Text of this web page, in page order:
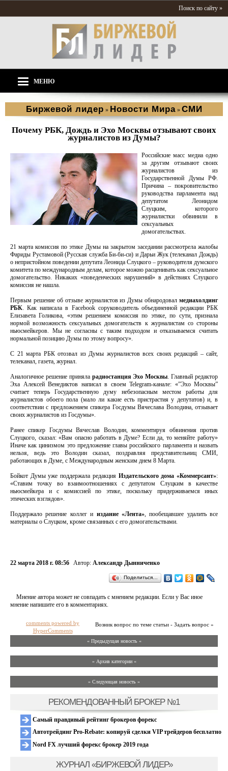
Поиск по сайту »
МЕНЮ
Биржевой лидер » Новости Мира » СМИ
Почему РБК, Дождь и Эхо Москвы отзывают своих
журналистов из Думы?
Российские масс медиа одно
за другим отзывают своих
журналистов из
Государственной Думы РФ.
Причина – покровительство
руководства парламента над
депутатом Леонидом
Слуцким, которого
журналистки обвинили в
сексуальных
домогательствах.
21 марта комиссия по этике Думы на закрытом заседании рассмотрела жалобы
Фариды Рустамовой (Русская служба Би-би-си) и Дарьи Жук (телеканал Дождь)
о непристойном поведении депутата Леонида Слуцкого – руководителя думского
комитета по международным делам, которое можно расценивать как сексуальное
домогательство. Никаких «поведенческих нарушений» в действиях Слуцкого
комиссия не нашла.
Первым решение об отзыве журналистов из Думы обнародовал медиахолдинг
РБК. Как написала в Facebook соруководитель объединенной редакции РБК
Елизавета Голикова, «этим решением комиссия по этике, по сути, признала
нормой возможность сексуальных домогательств к журналистам со стороны
ньюсмейкеров. Мы не согласны с таким подходом и отказываемся считать
нормальной позицию Думы по этому вопросу».
С 21 марта РБК отозвал из Думы журналистов всех своих редакций – сайт,
телеканал, газета, журнал.
Аналогичное решение приняла радиостанция Эхо Москвы. Главный редактор
Эха Алексей Венедиктов написал в своем Telegram-канале: «”Эхо Москвы”
считает теперь Государственную думу небезопасным местом работы для
журналистов обоего пола (мало ли какие есть пристрастия у депутатов) и, в
соответствии с предложением спикера Госдумы Вячеслава Володина, отзывает
своих журналистов из Госдумы».
Ранее спикер Госдумы Вячеслав Володин, комментируя обвинения против
Слуцкого, сказал: «Вам опасно работать в Думе? Если да, то меняйте работу»
Иначе как цинизмом это предложение главы российского парламента и назвать
нельзя, ведь это Володин сказал, поздравляя представительниц СМИ,
работающих в Думе, с Международным женским днем 8 Марта.
Бойкот Думы уже поддержала редакция Издательского дома «Коммерсант»:
«Ставим точку во взаимоотношениях с депутатом Слуцким в качестве
ньюсмейкера и с комиссией по этике, поскольку придерживаемся иных
этических взглядов».
Поддержало решение коллег и издание «Лента», пообещавшее удалить все
материалы о Слуцком, кроме связанных с его домогательствами.
22 марта 2018 г. 08:56 Автор: Александр Дынниченко
Поделиться…
Мнение автора может не совпадать с мнением редакции. Если у Вас иное
мнение напишите его в комментариях.
Возник вопрос по теме статьи - Задать вопрос »
comments powered by
HyperComments
« Предыдущая новость «
» Архив категории «
» Следующая новость »
РЕКОМЕНДОВАННЫЙ БРОКЕР №1
Самый правдивый рейтинг брокеров форекс
Автотрейдинг Pro-Rebate: копируй сделки VIP трейдеров бесплатно
Nord FX лучший форекс брокер 2019 года
ЖУРНАЛ «БИРЖЕВОЙ ЛИДЕР»